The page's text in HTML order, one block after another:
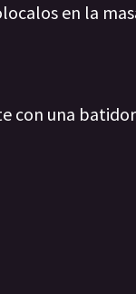
en la
con una